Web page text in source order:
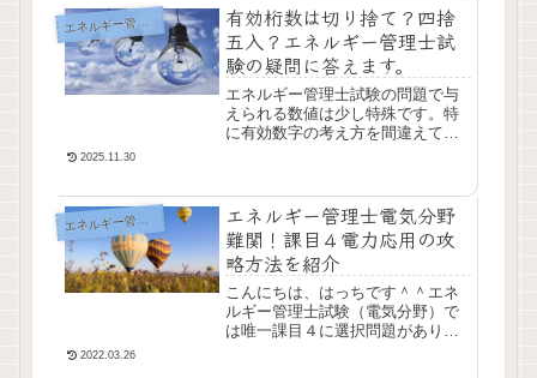
試験はそのような思...
エ
ネルギー管理士
有効桁数は切り捨て？四捨
五入？エネルギー管理士試
験の疑問に答えます。
エネルギー管理士試験の問題で与
えられる数値は少し特殊です。特
に有効数字の考え方を間違えてし
しましょう。
2025.11.30
エ
ネルギー管理士
エネルギー管理士電気分野
難関！課目４電力応用の攻
略方法を紹介
こんにちは、はっちです＾＾エネ
ルギー管理士試験（電気分野）で
は唯一課目４に選択問題がありま
2022.03.26